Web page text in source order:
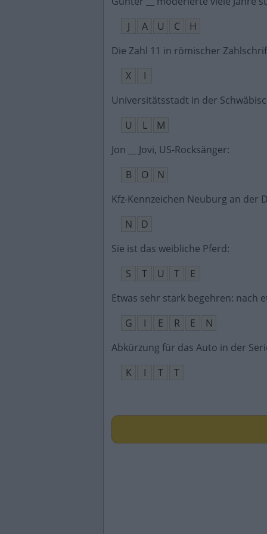
J
A U C
H
Die Zahl 11 in römischer
X
I
Universitätsstadt in der
U
L
M
Jon __ Jovi, US-Rocksänger:
B
O
N
Kfz-Kennzeichen Neuburg an der
N
D
Sie ist das weibliche Pferd:
S
T U T
E
Etwas sehr stark begehren: nach
G
I E R E
N
Abkürzung für das Auto in der
K
I T T